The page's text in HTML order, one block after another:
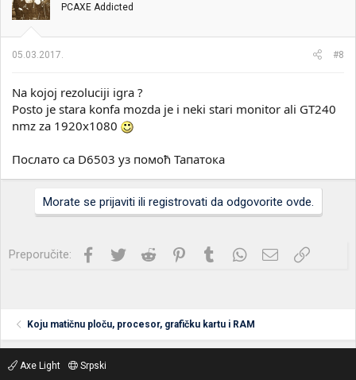
PCAXE Addicted
05.03.2017. #8
Na kojoj rezoluciji igra ?
Posto je stara konfa mozda je i neki stari monitor ali GT240
nmz za 1920x1080
Послато са D6503 уз помоћ Тапатока
Morate se prijaviti ili registrovati da odgovorite ovde.
Preporučite: Facebook
Twitter Reddit PinterestTumblrWhatsApp
Imejl Link
Koju matičnu ploču, procesor, grafičku kartu i RAM
Axe Light
Srpski